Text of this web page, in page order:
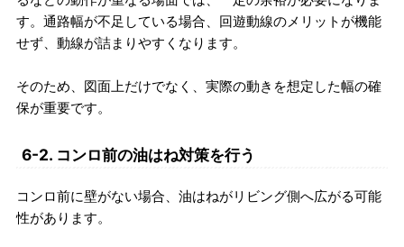
す。通路幅が不足している場合、回遊動線のメリットが機能
せず、動線が詰まりやすくなります。
そのため、図面上だけでなく、実際の動きを想定した幅の確
保が重要です。
6-2. コンロ前の油はね対策を行う
コンロ前に壁がない場合、油はねがリビング側へ広がる可能
性があります。